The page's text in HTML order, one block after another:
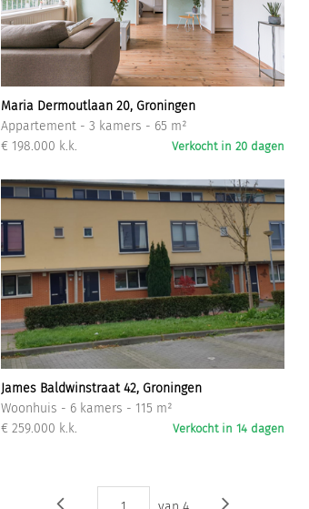
Maria Dermoutlaan 20, Groningen
Appartement - 3 kamers - 65 m²
€ 198.000 k.k.
Verkocht in 20 dagen
James Baldwinstraat 42, Groningen
Woonhuis - 6 kamers - 115 m²
€ 259.000 k.k.
Verkocht in 14 dagen